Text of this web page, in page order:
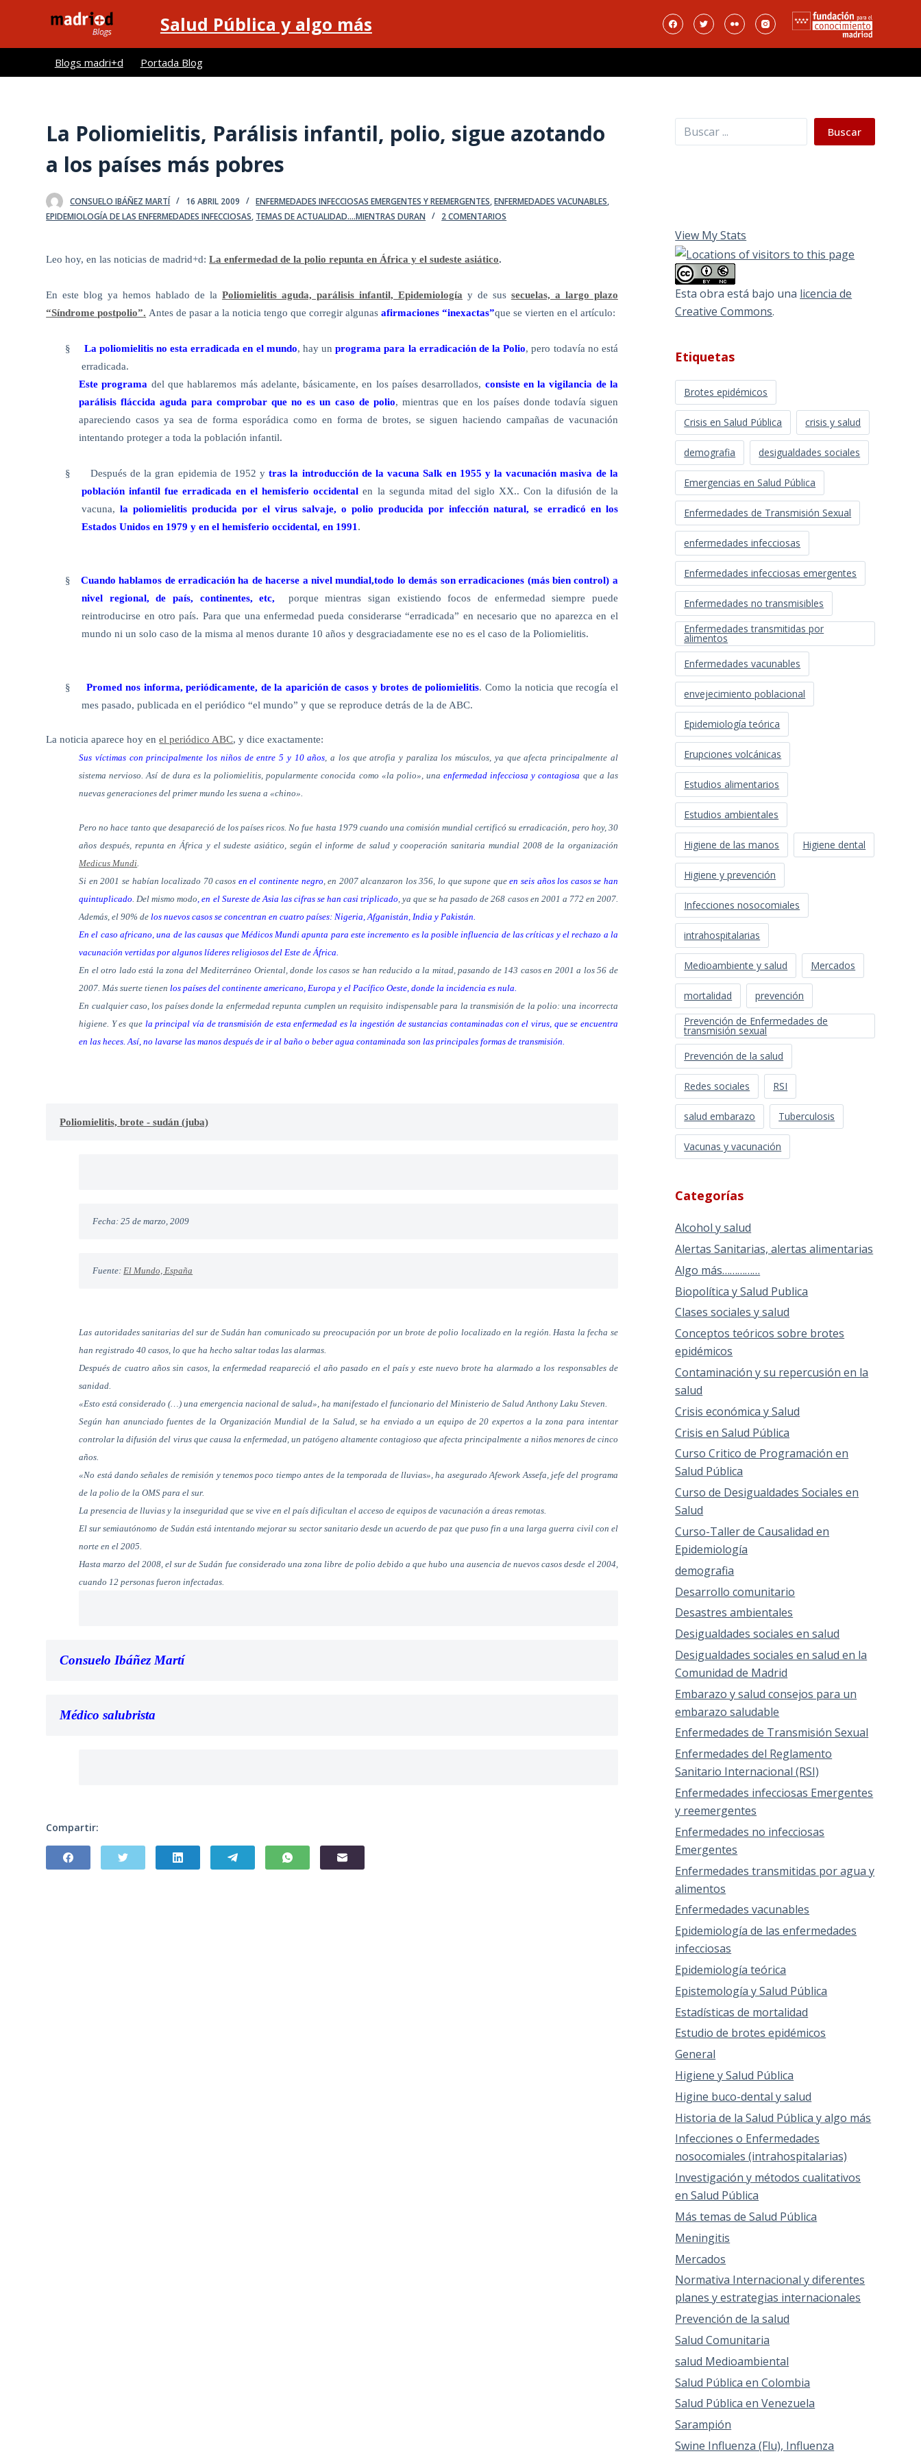
l
Salud Pública y algo más
Blogs madri+d Portada Blog
La Poliomielitis, Parálisis infantil, polio, sigue azotando
a los países más pobres
CONSUELO IBÁÑEZ MARTÍ 16 ABRIL 2009 ENFERMEDADES INFECCIOSAS EMERGENTES Y REEMERGENTES,ENFERMEDADES VACUNABLES,
EPIDEMIOLOGÍA DE LAS ENFERMEDADES INFECCIOSAS, TEMAS DE ACTUALIDAD....MIENTRAS DURAN 2 COMENTARIOS
Leo hoy, en las noticias de madrid+d:La enfermedad de la polio repunta en África y el sudeste asiático.
En este blog ya hemos hablado de laPoliomielitis aguda, parálisis infantil, Epidemiología y de sus secuelas, a largo plazo
“Síndrome postpolio”. Antes de pasar a la noticia tengo que corregir algunasafirmaciones “inexactas”que se vierten en el artículo:
§ La poliomielitis no esta erradicada en el mundo, hay unprograma para la erradicación de la Polio, pero todavía no está
erradicada.
Este programa del que hablaremos más adelante, básicamente, en los países desarrollados, consiste en la vigilancia de la
parálisis fláccida aguda para comprobar que no es un caso de polio, mientras que en los países donde todavía siguen
apareciendo casos ya sea de forma esporádica como en forma de brotes, se siguen haciendo campañas de vacunación
intentando proteger a toda la población infantil.
§ Después de la gran epidemia de 1952 ytras la introducción de la vacuna Salk en 1955 y la vacunación masiva de la
población infantil fue erradicada en el hemisferio occidentalen la segunda mitad del siglo XX.. Con la difusión de la
vacuna,la poliomielitis producida por el virus salvaje, o polio producida por infección natural, se erradicó en los
Estados Unidos en 1979 y en el hemisferio occidental, en 1991.
§
Cuando hablamos de erradicación ha de hacerse a nivel mundial,todo lo demás son erradicaciones (más bien control) a
nivel regional, de país, continentes, etc,
porque mientras sigan existiendo focos de enfermedad siempre puede
reintroducirse en otro país. Para que una enfermedad pueda considerarse “erradicada” en necesario que no aparezca en el
mundo ni un solo caso de la misma al menos durante 10 años y desgraciadamente ese no es el caso de la Poliomielitis.
§ Promed nos informa, periódicamente, de la aparición de casos y brotes de poliomielitis. Como la noticia que recogía el
mes pasado, publicada en el periódico “el mundo” y que se reproduce detrás de la de ABC.
La noticia aparece hoy enel periódico ABC, y dice exactamente:
Sus víctimas con principalmente los niños de entre 5 y 10 años, a los que atrofia y paraliza los músculos, ya que afecta principalmente al
sistema nervioso. Así de dura es la poliomielitis, popularmente conocida como «la polio», unaenfermedad infecciosa y contagiosa que a las
nuevas generaciones del primer mundo les suena a «chino».
Pero no hace tanto que desapareció de los países ricos. No fue hasta 1979 cuando una comisión mundial certificó su erradicación, pero hoy, 30
años después, repunta en África y el sudeste asiático, según el informe de salud y cooperación sanitaria mundial 2008 de la organización
Medicus Mundi.
Si en 2001 se habían localizado 70 casos en el continente negro, en 2007 alcanzaron los 356, lo que supone queen seis años los casos se han
quintuplicado. Del mismo modo, en el Sureste de Asia las cifras se han casi triplicado, ya que se ha pasado de 268 casos en 2001 a 772 en 2007.
Además, el 90% delos nuevos casos se concentran en cuatro países: Nigeria, Afganistán, India y Pakistán.
En el caso africano, una de las causas que Médicos Mundi apunta para este incremento es la posible influencia de las críticas y el rechazo a la
vacunación vertidas por algunos líderes religiosos del Este de África.
En el otro lado está la zona del Mediterráneo Oriental, donde los casos se han reducido a la mitad, pasando de 143 casos en 2001 a los 56 de
2007. Más suerte tienenlos países del continente americano, Europa y el Pacífico Oeste, donde la incidencia es nula.
En cualquier caso, los países donde la enfermedad repunta cumplen un requisito indispensable para la transmisión de la polio: una incorrecta
higiene. Y es que la principal vía de transmisión de esta enfermedad es la ingestión de sustancias contaminadas con el virus, que se encuentra
en las heces. Así, no lavarse las manos después de ir al baño o beber agua contaminada son las principales formas de transmisión.
Poliomielitis, brote - sudán (juba)
Fecha: 25 de marzo, 2009
Fuente: El Mundo, España
Las autoridades sanitarias del sur de Sudán han comunicado su preocupación por un brote de polio localizado en la región. Hasta la fecha se
han registrado 40 casos, lo que ha hecho saltar todas las alarmas.
Después de cuatro años sin casos, la enfermedad reapareció el año pasado en el país y este nuevo brote ha alarmado a los responsables de
sanidad.
«Esto está considerado (…) una emergencia nacional de salud», ha manifestado el funcionario del Ministerio de Salud Anthony Laku Steven.
Según han anunciado fuentes de la Organización Mundial de la Salud, se ha enviado a un equipo de 20 expertos a la zona para intentar
controlar la difusión del virus que causa la enfermedad, un patógeno altamente contagioso que afecta principalmente a niños menores de cinco
años.
«No está dando señales de remisión y tenemos poco tiempo antes de la temporada de lluvias», ha asegurado Afework Assefa, jefe del programa
de la polio de la OMS para el sur.
La presencia de lluvias y la inseguridad que se vive en el país dificultan el acceso de equipos de vacunación a áreas remotas.
El sur semiautónomo de Sudán está intentando mejorar su sector sanitario desde un acuerdo de paz que puso fin a una larga guerra civil con el
norte en el 2005.
Hasta marzo del 2008, el sur de Sudán fue considerado una zona libre de polio debido a que hubo una ausencia de nuevos casos desde el 2004,
cuando 12 personas fueron infectadas.
Consuelo Ibáñez Martí
Médico salubrista
Compartir:
Buscar Buscar
View My Stats
Esta obra está bajo una licencia de
Creative Commons.
Etiquetas
Brotes epidémicos
Crisis en Salud Pública crisis y salud
demografia desigualdades sociales
Emergencias en Salud Pública
Enfermedades de Transmisión Sexual
enfermedades infecciosas
Enfermedades infecciosas emergentes
Enfermedades no transmisibles
Enfermedades transmitidas por
alimentos
Enfermedades vacunables
envejecimiento poblacional
Epidemiología teórica
Erupciones volcánicas
Estudios alimentarios
Estudios ambientales
Higiene de las manos Higiene dental
Higiene y prevención
Infecciones nosocomiales
intrahospitalarias
Medioambiente y salud Mercados
mortalidad
prevención
Prevención de Enfermedades de
transmisión sexual
Prevención de la salud
Redes sociales RSI
salud embarazo Tuberculosis
Vacunas y vacunación
Categorías
Alcohol y salud
Alertas Sanitarias, alertas alimentarias
Algo más……………
Biopolítica y Salud Publica
Clases sociales y salud
Conceptos teóricos sobre brotes
epidémicos
Contaminación y su repercusión en la
salud
Crisis económica y Salud
Crisis en Salud Pública
Curso Critico de Programación en
Salud Pública
Curso de Desigualdades Sociales en
Salud
Curso-Taller de Causalidad en
Epidemiología
demografia
Desarrollo comunitario
Desastres ambientales
Desigualdades sociales en salud
Desigualdades sociales en salud en la
Comunidad de Madrid
Embarazo y salud consejos para un
embarazo saludable
Enfermedades de Transmisión Sexual
Enfermedades del Reglamento
Sanitario Internacional (RSI)
Enfermedades infecciosas Emergentes
y reemergentes
Enfermedades no infecciosas
Emergentes
Enfermedades transmitidas por agua y
alimentos
Enfermedades vacunables
Epidemiología de las enfermedades
infecciosas
Epidemiología teórica
Epistemología y Salud Pública
Estadísticas de mortalidad
Estudio de brotes epidémicos
General
Higiene y Salud Pública
Higine buco-dental y salud
Historia de la Salud Pública y algo más
Infecciones o Enfermedades
nosocomiales (intrahospitalarias)
Investigación y métodos cualitativos
en Salud Pública
Más temas de Salud Pública
Meningitis
Mercados
Normativa Internacional y diferentes
planes y estrategias internacionales
Prevención de la salud
Salud Comunitaria
salud Medioambiental
Salud Pública en Colombia
Salud Pública en Venezuela
Sarampión
Swine Influenza (Flu), Influenza